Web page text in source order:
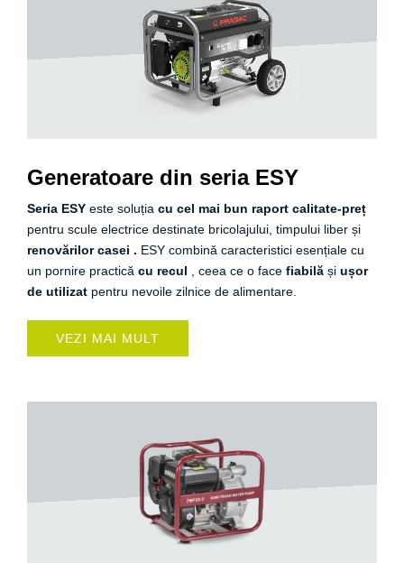
Generatoare din seria ESY
Seria ESY este soluția cu cel mai bun raport calitate-preț
pentru scule electrice destinate bricolajului, timpului liber și
renovărilor casei . ESY combină caracteristici esențiale cu
un pornire practică cu recul , ceea ce o face fiabilă și ușor
de utilizat pentru nevoile zilnice de alimentare.
VEZI MAI MULT